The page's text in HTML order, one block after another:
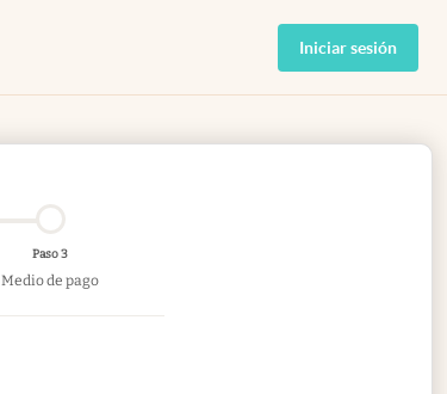
Iniciar sesión
Paso 3
Medio de pago